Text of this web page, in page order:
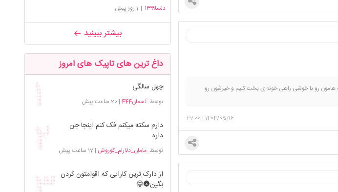
رو با خوشی راهی خونه ی بخت کنیم و خیرشون رو
1404/05/16
|
22:00
دلسا۱۳۹۹ | 1 روز پیش
بیشتر ببینید
داغ ترین های تاپیک های امروز
چهل سالگی
توسطآسمان444 | 20 ساعت پیش
دارم سکته میکنم فک کنم اینجا جن
داره
توسطمامان_دلارام_کوروش |17 ساعت پیش
از دارک ترین کارایی که اقوامتون کردن
بگین🌚😂